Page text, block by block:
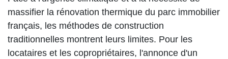
massifier la rénovation thermique du parc immobilier
français, les méthodes de construction
traditionnelles montrent leurs limites. Pour les
locataires et les copropriétaires, l'annonce d'un